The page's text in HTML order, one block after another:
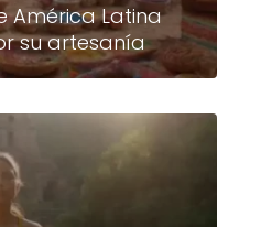
América Latina
su artesanía